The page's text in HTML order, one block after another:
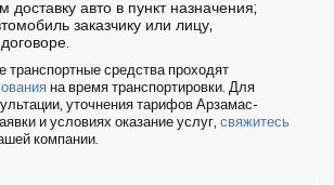
доставку авто в пункт назначения;
заказчику или лицу,
транспортные средства проходят
на время транспортировки. Для
уточнения тарифов Арзамас-
и условиях оказание услуг, свяжитесь
компании.